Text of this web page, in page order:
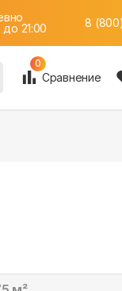
21:00
8
0
Сравнение